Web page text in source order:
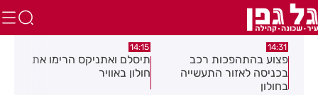
14:15
תיסלם ואתניקס הרימו את
חולון באוויר
13:05
פצוע בתאונת אופנוע במרכז
חולון